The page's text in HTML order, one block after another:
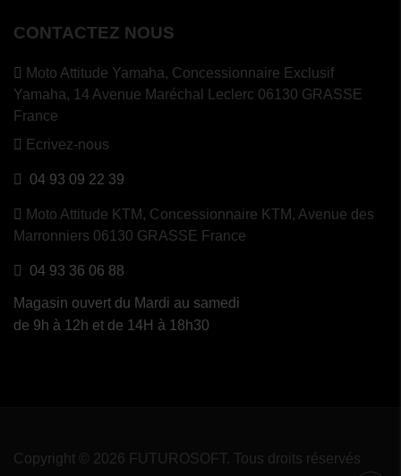
CONTACTEZ NOUS
Moto Attitude Yamaha, Concessionnaire Exclusif
Yamaha, 14 Avenue Maréchal Leclerc 06130 GRASSE
France
Ecrivez-nous
04 93 09 22 39
Moto Attitude KTM, Concessionnaire KTM, Avenue des
Marronniers 06130 GRASSE France
04 93 36 06 88
Magasin ouvert du Mardi au samedi
de 9h à 12h et de 14H à 18h30
Copyright © 2026 FUTUROSOFT. Tous droits réservés